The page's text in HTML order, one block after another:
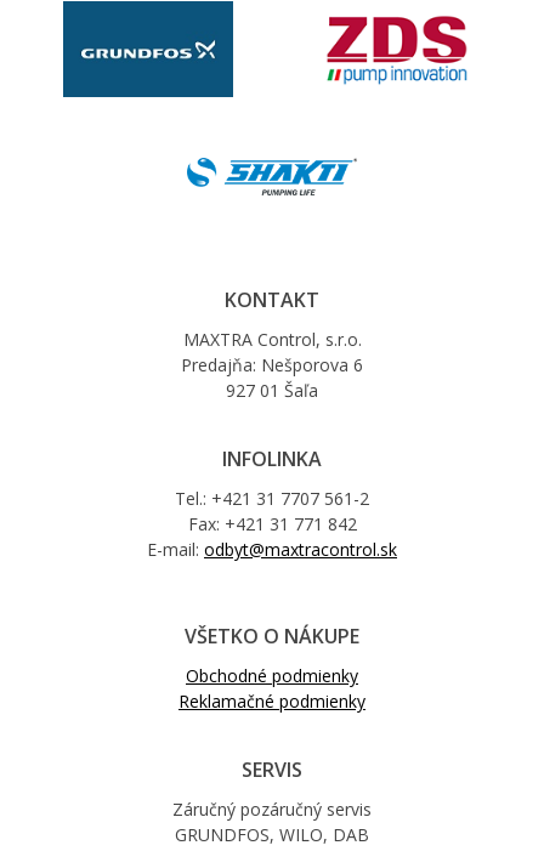
KONTAKT
MAXTRA Control, s.r.o.
Predajňa: Nešporova 6
927 01 Šaľa
INFOLINKA
Tel.: +421 31 7707 561-2
Fax: +421 31 771 842
E-mail: odbyt@maxtracontrol.sk
VŠETKO O NÁKUPE
Obchodné podmienky
Reklamačné podmienky
SERVIS
Záručný pozáručný servis
GRUNDFOS, WILO, DAB